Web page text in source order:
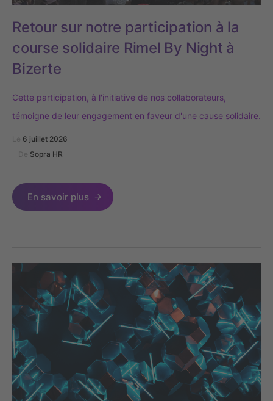
Retour sur notre participation à la
course solidaire Rimel By Night à
Bizerte
Cette participation, à l'initiative de nos collaborateurs,
témoigne de leur engagement en faveur d'une cause solidaire.
6 juillet 2026
Sopra HR
En savoir plus